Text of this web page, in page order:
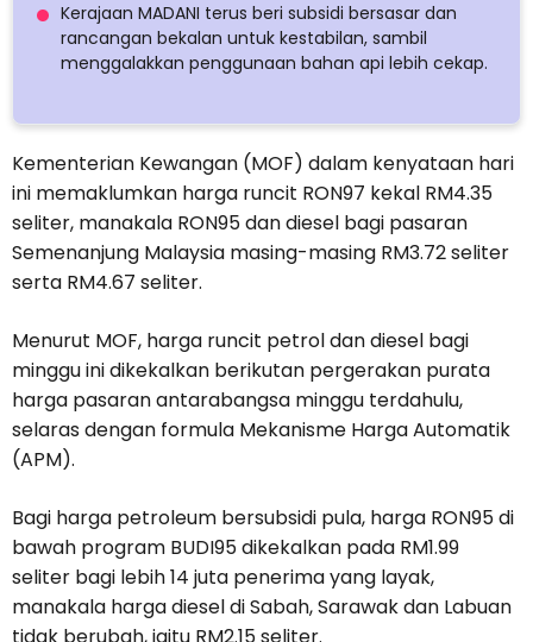
Kerajaan MADANI terus beri subsidi bersasar dan
rancangan bekalan untuk kestabilan, sambil
menggalakkan penggunaan bahan api lebih cekap.
Kementerian Kewangan (MOF) dalam kenyataan hari
ini memaklumkan harga runcit RON97 kekal RM4.35
seliter, manakala RON95 dan diesel bagi pasaran
Semenanjung Malaysia masing-masing RM3.72 seliter
serta RM4.67 seliter.
Menurut MOF, harga runcit petrol dan diesel bagi
minggu ini dikekalkan berikutan pergerakan purata
harga pasaran antarabangsa minggu terdahulu,
selaras dengan formula Mekanisme Harga Automatik
(APM).
Bagi harga petroleum bersubsidi pula, harga RON95 di
bawah program BUDI95 dikekalkan pada RM1.99
seliter bagi lebih 14 juta penerima yang layak,
manakala harga diesel di Sabah, Sarawak dan Labuan